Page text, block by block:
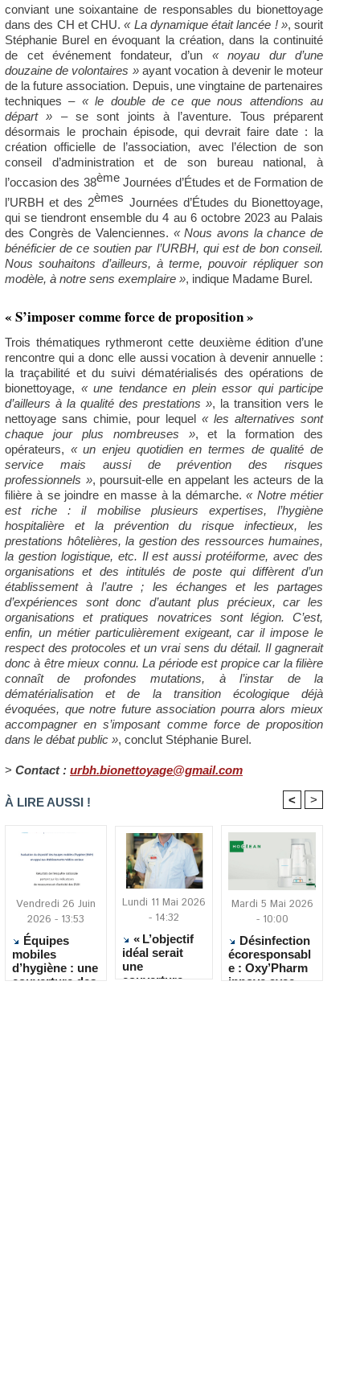
conviant une soixantaine de responsables du bionettoyage
dans des CH et CHU.« La dynamique était lancée ! », sourit
Stéphanie Burel en évoquant la création, dans la continuité
de cet événement fondateur, d’un « noyau dur d’une
douzaine de volontaires »ayant vocation à devenir le moteur
de la future association. Depuis, une vingtaine de partenaires
techniques – « le double de ce que nous attendions au
départ » – se sont joints à l’aventure. Tous préparent
désormais le prochain épisode, qui devrait faire date : la
création officielle de l’association, avec l’élection de son
conseil d’administration et de son bureau national, à
l’occasion des 38èmeJournées d’Études et de Formation de
l’URBH et des 2èmes Journées d’Études du Bionettoyage,
qui se tiendront ensemble du 4 au 6 octobre 2023 au Palais
des Congrès de Valenciennes. « Nous avons la chance de
bénéficier de ce soutien par l’URBH, qui est de bon conseil.
Nous souhaitons d’ailleurs, à terme, pouvoir répliquer son
modèle, à notre sens exemplaire », indique Madame Burel.
« S’imposer comme force de proposition »
Trois thématiques rythmeront cette deuxième édition d’une
rencontre qui a donc elle aussi vocation à devenir annuelle :
la traçabilité et du suivi dématérialisés des opérations de
bionettoyage, « une tendance en plein essor qui participe
d’ailleurs à la qualité des prestations », la transition vers le
nettoyage sans chimie, pour lequel « les alternatives sont
chaque jour plus nombreuses », et la formation des
opérateurs, « un enjeu quotidien en termes de qualité de
service mais aussi de prévention des risques
professionnels », poursuit-elle en appelant les acteurs de la
filière à se joindre en masse à la démarche.« Notre métier
est riche : il mobilise plusieurs expertises, l’hygiène
hospitalière et la prévention du risque infectieux, les
prestations hôtelières, la gestion des ressources humaines,
la gestion logistique, etc. Il est aussi protéiforme, avec des
organisations et des intitulés de poste qui diffèrent d’un
établissement à l’autre ; les échanges et les partages
d’expériences sont donc d’autant plus précieux, car les
organisations et pratiques novatrices sont légion. C’est,
enfin, un métier particulièrement exigeant, car il impose le
respect des protocoles et un vrai sens du détail. Il gagnerait
donc à être mieux connu. La période est propice car la filière
connaît de profondes mutations, à l’instar de la
dématérialisation et de la transition écologique déjà
évoquées, que notre future association pourra alors mieux
accompagner en s’imposant comme force de proposition
dans le débat public », conclut Stéphanie Burel.
> Contact : urbh.bionettoyage@gmail.com
À LIRE AUSSI ! < >
Vendredi 26 Juin
2026 - 13:53
Équipes
mobiles
d’hygiène : une
couverture des
Lundi 11 Mai 2026
- 14:32
« L’objectif
idéal serait
une
couverture
Mardi 5 Mai 2026
- 10:00
Désinfection
écoresponsabl
e : Oxy’Pharm
innove avec